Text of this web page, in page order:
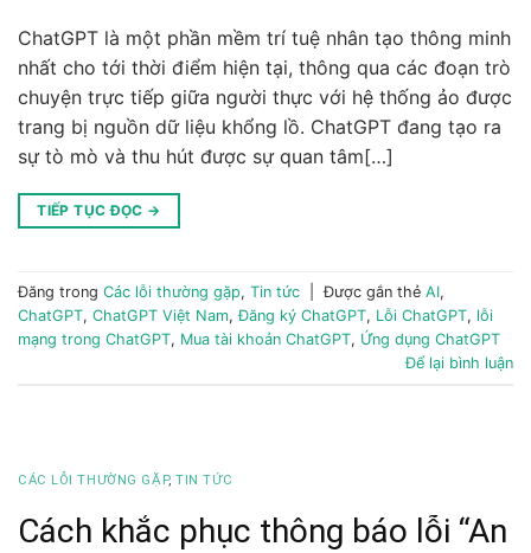
ChatGPT là một phần mềm trí tuệ nhân tạo thông minh
nhất cho tới thời điểm hiện tại, thông qua các đoạn trò
chuyện trực tiếp giữa người thực với hệ thống ảo được
trang bị nguồn dữ liệu khổng lồ. ChatGPT đang tạo ra
sự tò mò và thu hút được sự quan tâm[…]
TIẾP TỤC ĐỌC →
Đăng trong Các lỗi thường gặp, Tin tức Được gắn thẻ AI,
ChatGPT, ChatGPT Việt Nam,Đăng ký ChatGPT, Lỗi ChatGPT, lỗi
mạng trong ChatGPT, Mua tài khoản ChatGPT, Ứng dụng ChatGPT
Để lại bình luận
CÁC LỖI THƯỜNG GẶP,TIN TỨC
Cách khắc phục thông báo lỗi “An